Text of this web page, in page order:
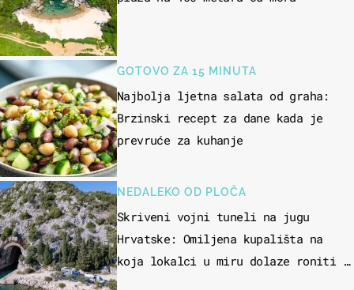
GOTOVO ZA 15 MINUTA
Najbolja ljetna salata od graha:
Brzinski recept za dane kada je
prevruće za kuhanje
NEDALEKO OD PLOČA
Skriveni vojni tuneli na jugu
Hrvatske: Omiljena kupališta na
koja lokalci u miru dolaze roniti i